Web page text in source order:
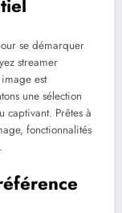
se démarquer
streamer
est
une sélection
captivant. Prêtes à
fonctionnalités